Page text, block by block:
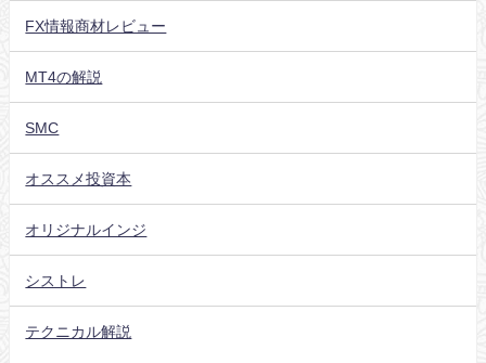
FX情報商材レビュー
MT4の解説
SMC
オススメ投資本
オリジナルインジ
シストレ
テクニカル解説